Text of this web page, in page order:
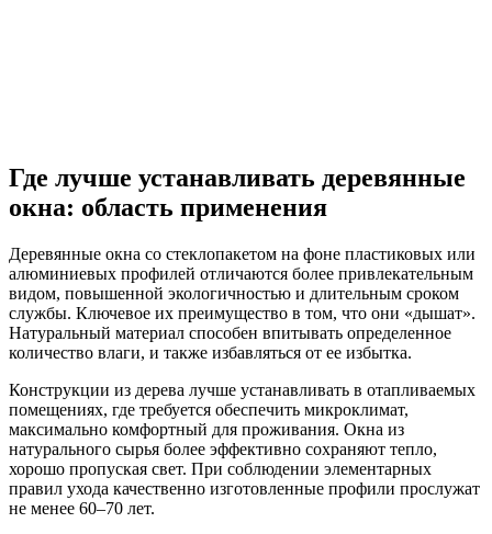
Где лучше устанавливать деревянные
окна: область применения
Деревянные окна со стеклопакетом на фоне пластиковых или
алюминиевых профилей отличаются более привлекательным
видом, повышенной экологичностью и длительным сроком
службы. Ключевое их преимущество в том, что они «дышат».
Натуральный материал способен впитывать определенное
количество влаги, и также избавляться от ее избытка.
Конструкции из дерева лучше устанавливать в отапливаемых
помещениях, где требуется обеспечить микроклимат,
максимально комфортный для проживания. Окна из
натурального сырья более эффективно сохраняют тепло,
хорошо пропуская свет. При соблюдении элементарных
правил ухода качественно изготовленные профили прослужат
не менее 60–70 лет.